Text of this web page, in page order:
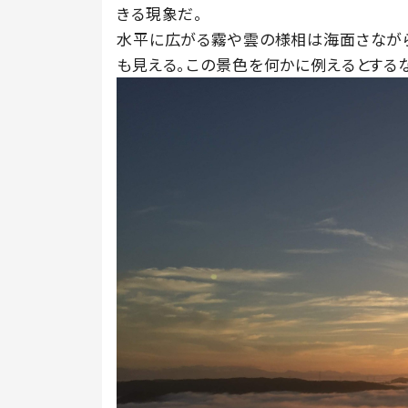
きる現象だ。
水平に広がる霧や雲の様相は海面さなが
も見える。この景色を何かに例えるとする